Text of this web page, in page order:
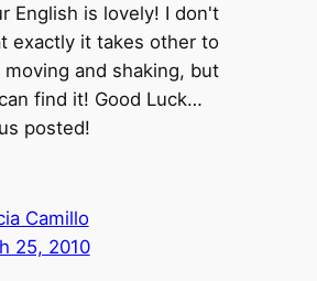
English is lovely! I don't
exactly it takes other to
and shaking, but
find it! Good Luck…
posted!
Camillo
25, 2010